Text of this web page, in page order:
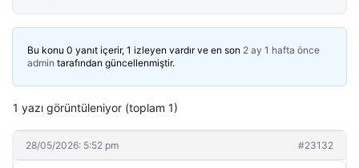
Bu konu 0 yanıt içerir, 1 izleyen vardır ve en son 2 ay 1 hafta önce
admin tarafından güncellenmiştir.
1 yazı görüntüleniyor (toplam 1)
28/05/2026: 5:52 pm #23132